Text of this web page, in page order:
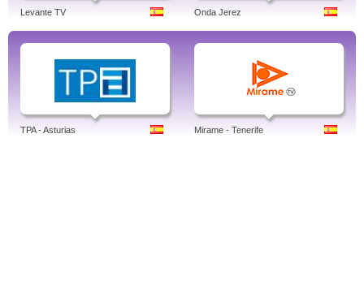
Levante TV Onda Jerez
TPA - Asturias Mirame - Tenerife